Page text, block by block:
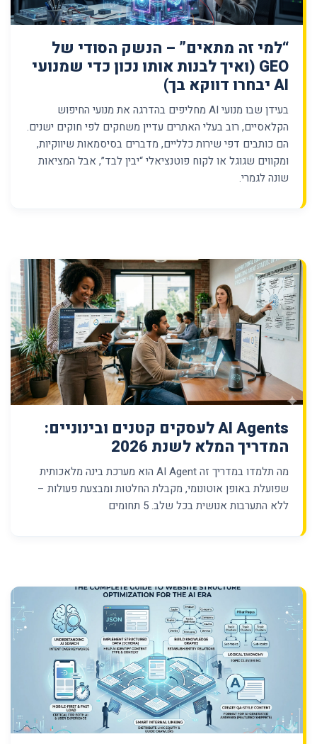
“למי זה מתאים” – הנשק הסודי של
GEO (ואיך לבנות אותו נכון כדי שמנועי
AI יבחרו דווקא בך)
בעידן שבו מנועי AI מחליפים בהדרגה את מנועי החיפוש
הקלאסיים, רוב בעלי האתרים עדיין משחקים לפי חוקים ישנים.
הם כותבים דפי שירות כלליים, מדברים בסיסמאות שיווקיות,
ומקווים שגוגל או לקוח פוטנציאלי “יבין לבד”, אבל המציאות
שונה לגמרי.
AI Agents לעסקים קטנים ובינוניים:
המדריך המלא לשנת 2026
מה תלמדו במדריך זה AI Agent הוא מערכת בינה מלאכותית
שפועלת באופן אוטונומי, מקבלת החלטות ומבצעת פעולות –
ללא התערבות אנושית בכל שלב. 5 תחומים